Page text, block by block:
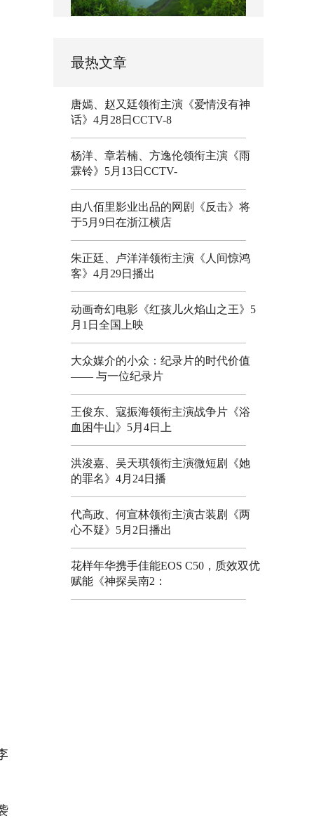
最热文章
唐嫣、赵又廷领衔主演《爱情没有神
话》4月28日CCTV-8
杨洋、章若楠、方逸伦领衔主演《雨
霖铃》5月13日CCTV-
由八佰里影业出品的网剧《反击》将
于5月9日在浙江横店
朱正廷、卢洋洋领衔主演《人间惊鸿
客》4月29日播出
动画奇幻电影《红孩儿火焰山之王》5
月1日全国上映
大众媒介的小众：纪录片的时代价值
—— 与一位纪录片
王俊东、寇振海领衔主演战争片《浴
血困牛山》5月4日上
洪浚嘉、吴天琪领衔主演微短剧《她
的罪名》4月24日播
代高政、何宣林领衔主演古装剧《两
心不疑》5月2日播出
花样年华携手佳能EOS C50，质效双优
赋能《神探吴南2：